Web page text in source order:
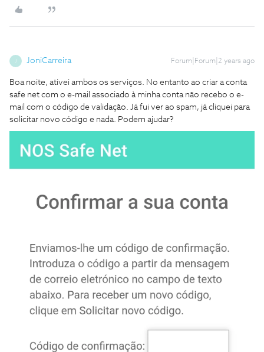
JoniCarreira Forum|Forum|2 years ago
Boa noite, ativei ambos os serviços. No entanto ao criar a conta
safe net com o e-mail associado à minha conta não recebo o e-
mail com o código de validação. Já fui ver ao spam, já cliquei para
solicitar novo código e nada. Podem ajudar?